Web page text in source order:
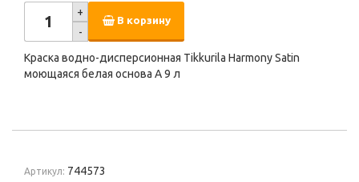
+
-
В корзину
Краска водно-дисперсионная Tikkurila Harmony Satin
моющаяся белая основа А 9 л
Артикул: 744573